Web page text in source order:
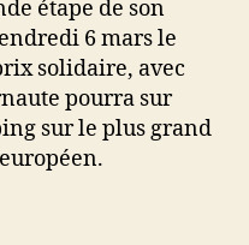
étape de son
6 mars le
solidaire, avec
pourra sur
sur le plus grand